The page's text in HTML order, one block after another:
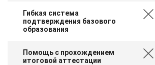
Гибкая система
подтверждения базового
образования
Помощь с прохождением
итоговой аттестации